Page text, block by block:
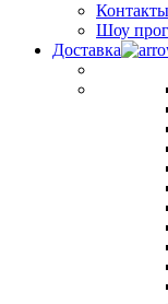
Контакты
Шоу
Доставка